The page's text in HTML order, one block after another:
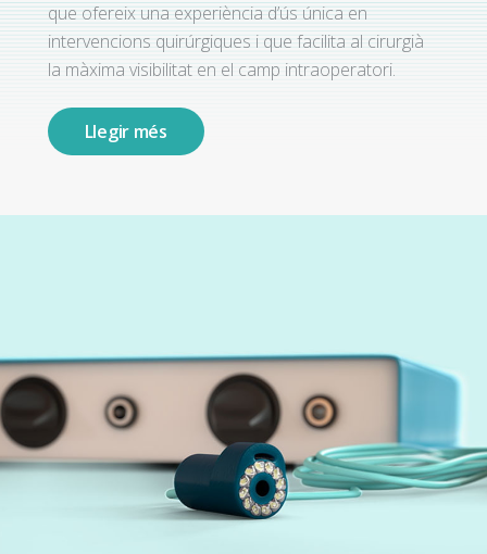
que ofereix una experiència d’ús única en
intervencions quirúrgiques i que facilita al cirurgià
la màxima visibilitat en el camp intraoperatori.
Llegir més